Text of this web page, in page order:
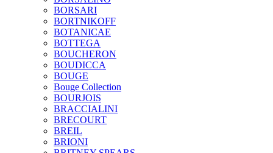
BORSARI
BORTNIKOFF
BOTANICAE
BOTTEGA
BOUCHERON
BOUDICCA
BOUGE
Bouge Collection
BOURJOIS
BRACCIALINI
BRECOURT
BREIL
BRIONI